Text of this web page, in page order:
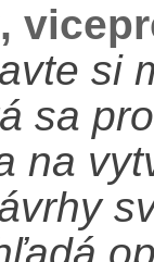
si
sa
na